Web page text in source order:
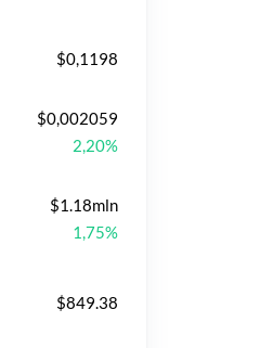
$0,1198
$0,002059
2,20%
$1.18mln
1,75%
$849.38